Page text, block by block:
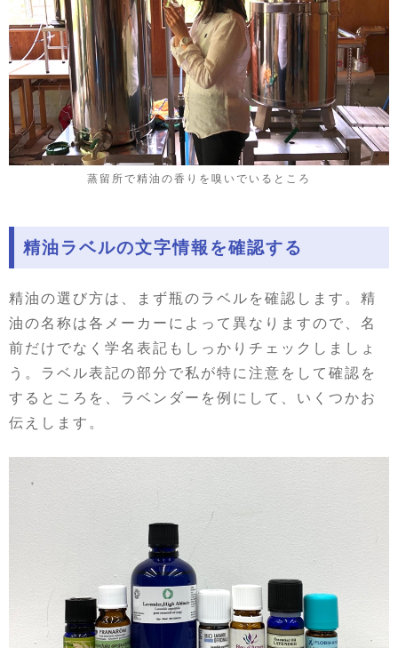
蒸留所で精油の香りを嗅いでいるところ
精油ラベルの文字情報を確認する
精油の選び方は、まず瓶のラベルを確認します。精
油の名称は各メーカーによって異なりますので、名
前だけでなく学名表記もしっかりチェックしましょ
う。ラベル表記の部分で私が特に注意をして確認を
するところを、ラベンダーを例にして、いくつかお
伝えします。